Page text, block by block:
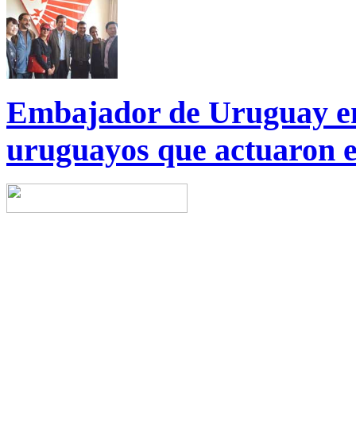
Embajador de Uruguay
uruguayos que actuaron